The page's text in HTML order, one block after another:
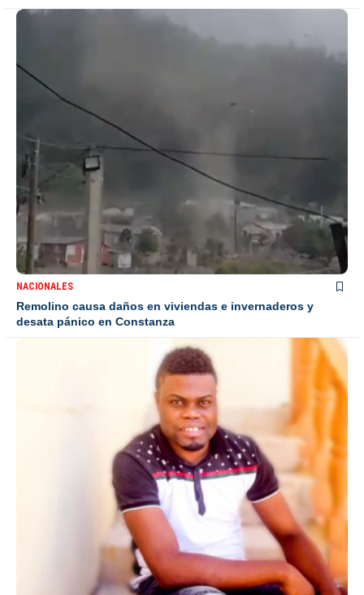
NACIONALES
Remolino causa daños en viviendas e invernaderos y
desata pánico en Constanza